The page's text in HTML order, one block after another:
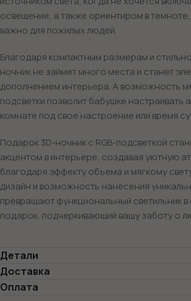
освещение, а также ориентиром в
важно для пожилых людей.
Благодаря компактным размерам и
ночник не займет много места и станет
дополнением интерьера. А возможность
подсветки позволит бабушке настраивать
комнате под свое настроение или время
Подарок 3D-ночник с RGB-подсветкой
акцентом в интерьере, создавая уютную
благодаря эффекту объема и мягкому
дизайн и возможность нанесения
превращают функциональный светильник
подарок, подчеркивающий вашу заботу о
Детали
Доставка
Оплата